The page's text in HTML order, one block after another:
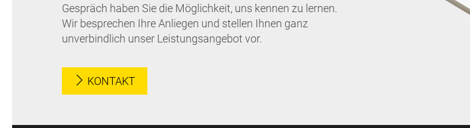
Gespräch haben Sie die Möglichkeit, uns kennen zu lernen.
Wir besprechen Ihre Anliegen und stellen Ihnen ganz
unverbindlich unser Leistungsangebot vor.
KONTAKT